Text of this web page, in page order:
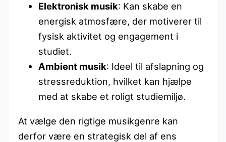
Elektronisk musik: Kan skabe en
energisk atmosfære, der motiverer til
fysisk aktivitet og engagement i
studiet.
Ambient musik: Ideel til afslapning og
stressreduktion, hvilket kan hjælpe
med at skabe et roligt studiemiljø.
At vælge den rigtige musikgenre kan
derfor være en strategisk del af ens